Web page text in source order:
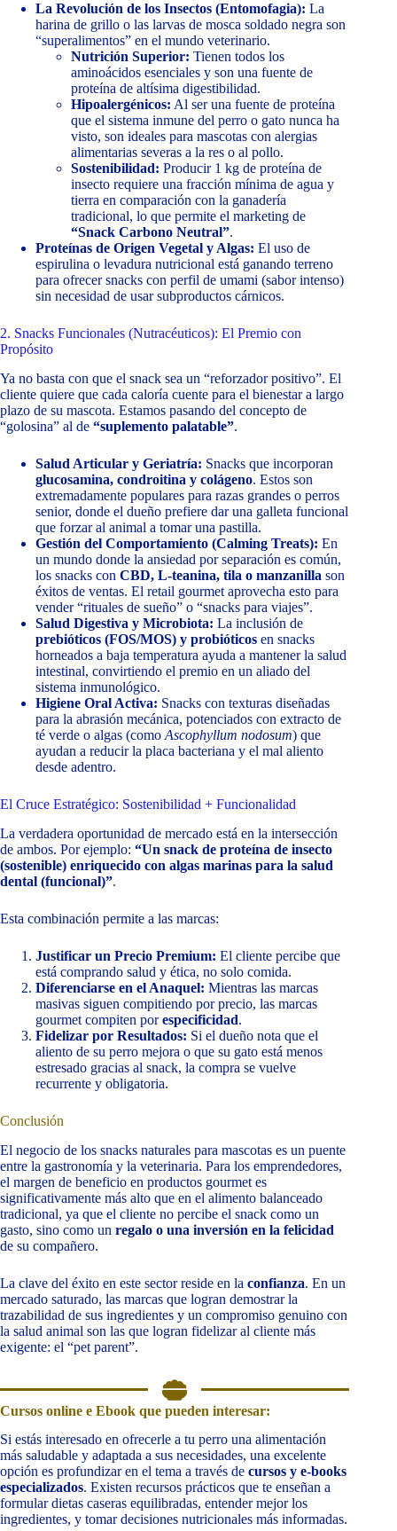
La Revolución de los Insectos (Entomofagia): La
harina de grillo o las larvas de mosca soldado negra son
“superalimentos” en el mundo veterinario.
Nutrición Superior: Tienen todos los
aminoácidos esenciales y son una fuente de
proteína de altísima digestibilidad.
Hipoalergénicos: Al ser una fuente de proteína
que el sistema inmune del perro o gato nunca ha
visto, son ideales para mascotas con alergias
alimentarias severas a la res o al pollo.
Sostenibilidad: Producir 1 kg de proteína de
insecto requiere una fracción mínima de agua y
tierra en comparación con la ganadería
tradicional, lo que permite el marketing de
“Snack Carbono Neutral”.
Proteínas de Origen Vegetal y Algas: El uso de
espirulina o levadura nutricional está ganando terreno
para ofrecer snacks con perfil de umami (sabor intenso)
sin necesidad de usar subproductos cárnicos.
2. Snacks Funcionales (Nutracéuticos): El Premio con
Propósito
Ya no basta con que el snack sea un “reforzador positivo”. El
cliente quiere que cada caloría cuente para el bienestar a largo
plazo de su mascota. Estamos pasando del concepto de
“golosina” al de “suplemento palatable”.
Salud Articular y Geriatría: Snacks que incorporan
glucosamina, condroitina y colágeno. Estos son
extremadamente populares para razas grandes o perros
senior, donde el dueño prefiere dar una galleta funcional
que forzar al animal a tomar una pastilla.
Gestión del Comportamiento (Calming Treats): En
un mundo donde la ansiedad por separación es común,
los snacks con CBD, L-teanina, tila o manzanilla son
éxitos de ventas. El retail gourmet aprovecha esto para
vender “rituales de sueño” o “snacks para viajes”.
Salud Digestiva y Microbiota: La inclusión de
prebióticos (FOS/MOS) y probióticos en snacks
horneados a baja temperatura ayuda a mantener la salud
intestinal, convirtiendo el premio en un aliado del
sistema inmunológico.
Higiene Oral Activa: Snacks con texturas diseñadas
para la abrasión mecánica, potenciados con extracto de
té verde o algas (como Ascophyllum nodosum) que
ayudan a reducir la placa bacteriana y el mal aliento
desde adentro.
El Cruce Estratégico: Sostenibilidad + Funcionalidad
La verdadera oportunidad de mercado está en la intersección
de ambos. Por ejemplo: “Un snack de proteína de insecto
(sostenible) enriquecido con algas marinas para la salud
dental (funcional)”.
Esta combinación permite a las marcas:
Justificar un Precio Premium: El cliente percibe que
está comprando salud y ética, no solo comida.
Diferenciarse en el Anaquel: Mientras las marcas
masivas siguen compitiendo por precio, las marcas
gourmet compiten porespecificidad.
Fidelizar por Resultados: Si el dueño nota que el
aliento de su perro mejora o que su gato está menos
estresado gracias al snack, la compra se vuelve
recurrente y obligatoria.
Conclusión
El negocio de los snacks naturales para mascotas es un puente
entre la gastronomía y la veterinaria. Para los emprendedores,
el margen de beneficio en productos gourmet es
significativamente más alto que en el alimento balanceado
tradicional, ya que el cliente no percibe el snack como un
gasto, sino como un regalo o una inversión en la felicidad
de su compañero.
La clave del éxito en este sector reside en la confianza. En un
mercado saturado, las marcas que logran demostrar la
trazabilidad de sus ingredientes y un compromiso genuino con
la salud animal son las que logran fidelizar al cliente más
exigente: el “pet parent”.
Cursos online e Ebook que pueden interesar:
Si estás interesado en ofrecerle a tu perro una alimentación
más saludable y adaptada a sus necesidades, una excelente
opción es profundizar en el tema a través de cursos y e-books
especializados. Existen recursos prácticos que te enseñan a
formular dietas caseras equilibradas, entender mejor los
ingredientes, y tomar decisiones nutricionales más informadas.